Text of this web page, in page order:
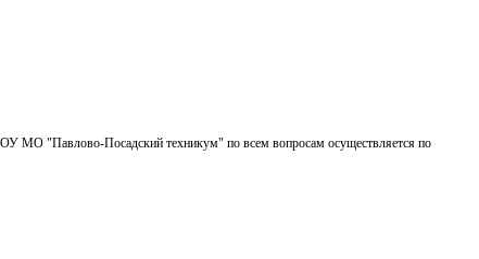
"Павлово-Посадский техникум" по всем вопросам осуществляется по